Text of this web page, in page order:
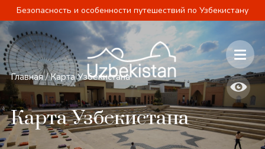
Безопасность и особенности путешествий по Узбекистану
Главная / Карта Узбекистана
Карта Узбекистана